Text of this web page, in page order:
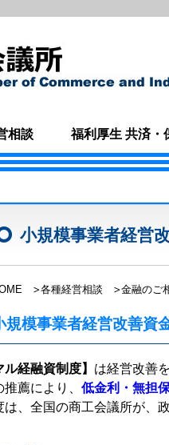
相談 福利厚生 共済・
小規模事業者経営
各種経営相談 金融のご
規模事業者経営改善資
ル経融資制度】 は経営改善
推薦により、 低金利・無担
は、全国の商工会議所が、